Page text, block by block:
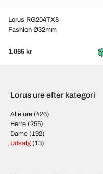
Lorus RG204TX5
Fashion Ø32mm
1.065 kr
Lorus ure efter kategori
Alle ure (426)
Herre (255)
Dame (192)
Udsalg (13)